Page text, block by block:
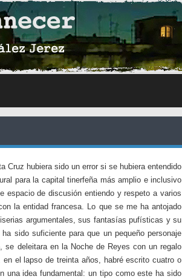
Cruz hubiera sido un error si se hubiera entendido
para la capital tinerfeña más amplio e inclusivo
de discusión entiendo y respeto a varios
la entidad francesa. Lo que se me ha antojado
argumentales, sus fantasías pufísticas y su
sido suficiente para que un pequeño personaje
se deleitara en la Noche de Reyes con un regalo
el lapso de treinta años, habré escrito cuatro o
una idea fundamental: un tipo como este ha sido